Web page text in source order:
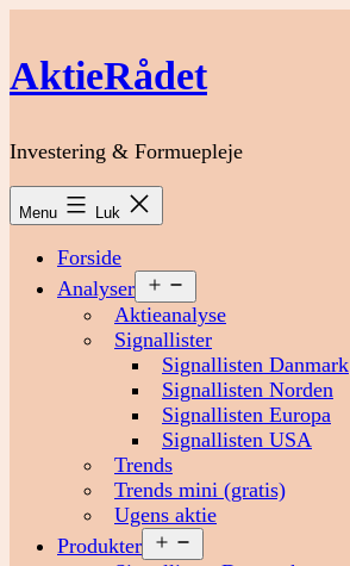
indhold
AktieRådet
Investering & Formuepleje
Menu Luk
Forside
Analyser
menu
Aktieanalyse
Signallister
Signallisten Danmark
Signallisten Norden
Signallisten Europa
Signallisten USA
Trends
Trends mini (gratis)
Ugens aktie
Produkter
menu